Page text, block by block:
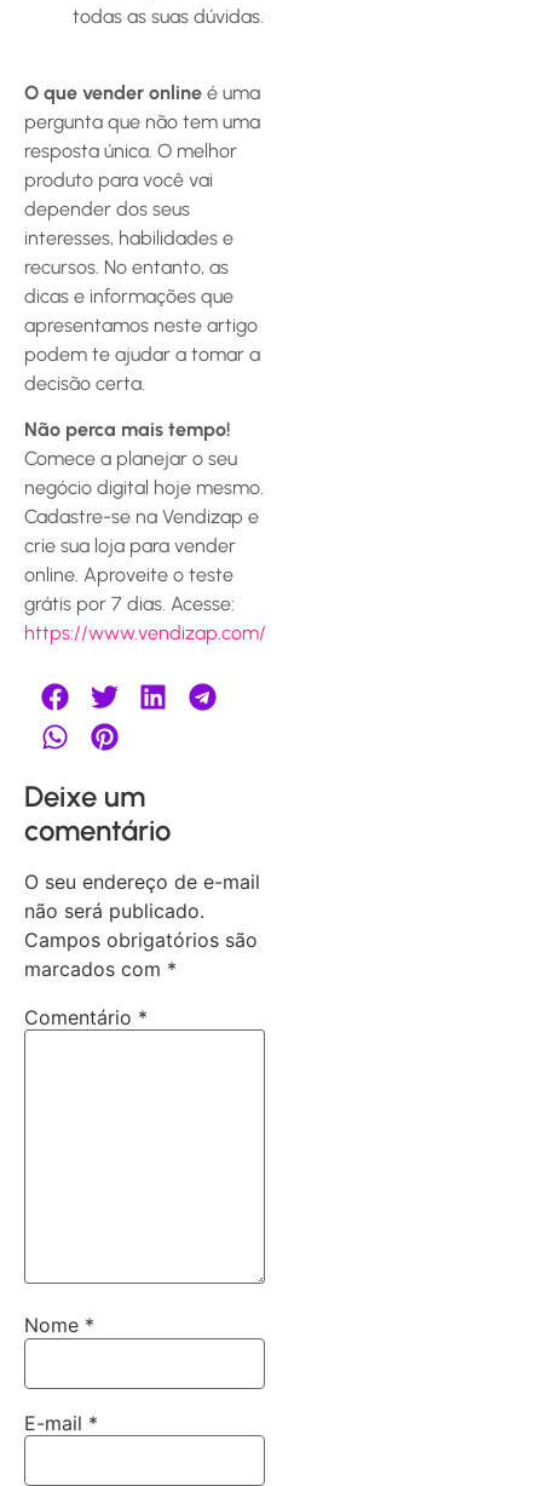
todas as suas dúvidas.
O que vender online é uma
pergunta que não tem uma
resposta única. O melhor
produto para você vai
depender dos seus
interesses, habilidades e
recursos. No entanto, as
dicas e informações que
apresentamos neste artigo
podem te ajudar a tomar a
decisão certa.
Não perca mais tempo!
Comece a planejar o seu
negócio digital hoje mesmo.
Cadastre-se na Vendizap e
crie sua loja para vender
online. Aproveite o teste
grátis por 7 dias. Acesse:
https://www.vendizap.com/
Deixe um
comentário
O seu endereço de e-mail
não será publicado.
Campos obrigatórios são
marcados com *
Comentário *
Nome *
E-mail *